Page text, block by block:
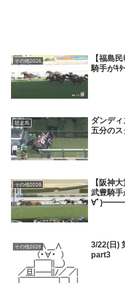
その他2026
【福島
騎手が
競走馬
ダンデ
五分の
その他2026
【阪神
武豊騎
∀ﾟ
その他2026
3/22(日)
part3